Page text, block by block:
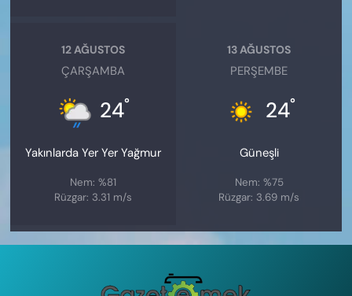
12 AĞUSTOS
ÇARŞAMBA
24°
Yakınlarda Yer Yer Yağmur
Nem: %81
Rüzgar: 3.31 m/s
13 AĞUSTOS
PERŞEMBE
24°
Güneşli
Nem: %75
Rüzgar: 3.69 m/s